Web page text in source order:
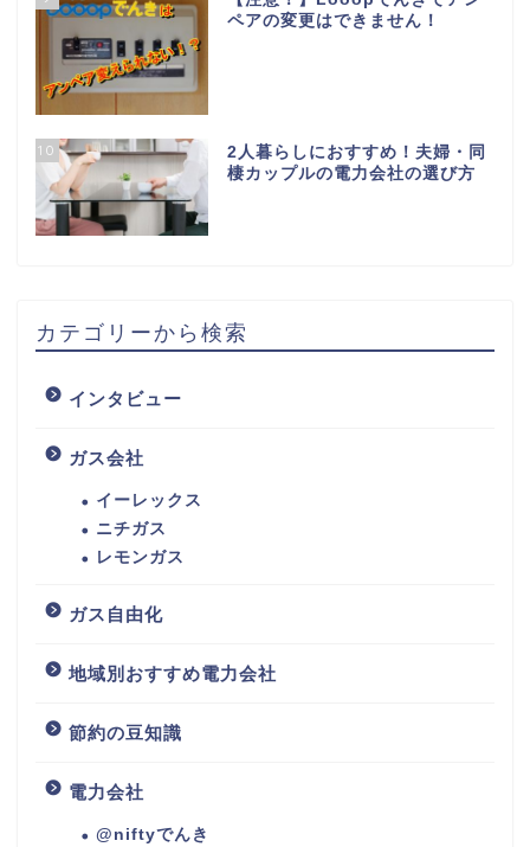
ペアの変更はできません！
10
2人暮らしにおすすめ！夫婦・同
棲カップルの電力会社の選び方
カテゴリーから検索
インタビュー
ガス会社
イーレックス
ニチガス
レモンガス
ガス自由化
地域別おすすめ電力会社
節約の豆知識
電力会社
@niftyでんき